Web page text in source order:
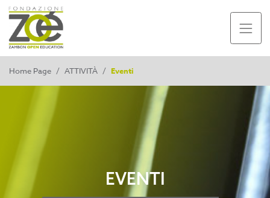
Home Page / ATTIVITÀ / Eventi
EVENTI